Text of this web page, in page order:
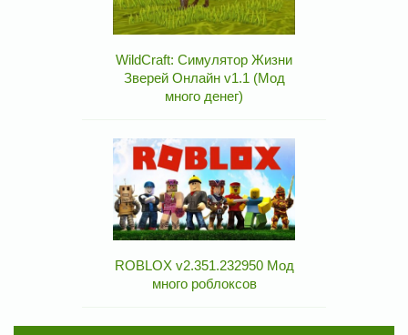
WildCraft: Симулятор Жизни
Зверей Онлайн v1.1 (Мод
много денег)
ROBLOX v2.351.232950 Мод
много роблоксов